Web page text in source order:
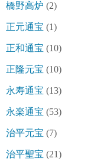
橋野高炉 (2)
正元通宝 (1)
正和通宝 (10)
正隆元宝 (10)
永寿通宝 (13)
永楽通宝 (53)
治平元宝 (7)
治平聖宝 (21)